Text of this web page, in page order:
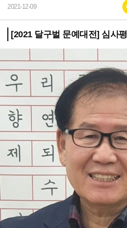
2021-12-09
[2021 달구벌 문예대전] 심사평